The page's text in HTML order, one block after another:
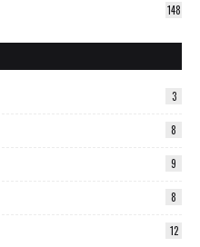
148
3
8
9
8
12